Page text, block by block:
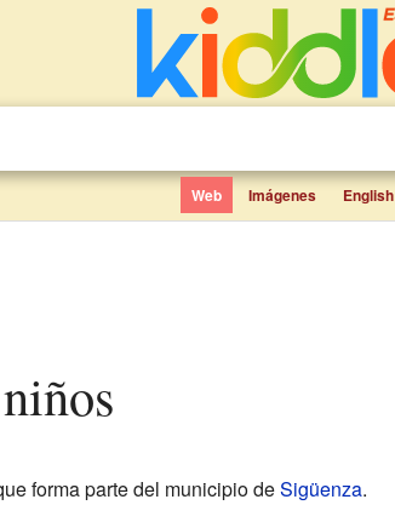
Web Imágenes English
niños
forma parte del municipio deSigüenza.